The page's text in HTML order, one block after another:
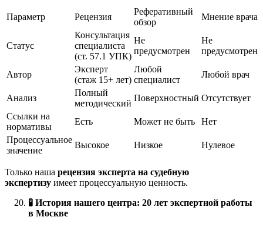
Параметр Рецензия
Реферативный
обзор
Мнение врача
Статус
Консультация
специалиста
(ст. 57.1 УПК)
Не
предусмотрен
Не
предусмотрен
Автор
Эксперт
(стаж 15+ лет)
Любой
специалист
Любой врач
Анализ
Полный
методический
Поверхностный Отсутствует
Ссылки на
нормативы
Есть Может не быть
Нет
Процессуальное
значение
Высокое Низкое Нулевое
Только наша рецензия эксперта на судебную
экспертизу имеет процессуальную ценность.
🧪 История нашего центра: 20 лет экспертной работы
в Москве